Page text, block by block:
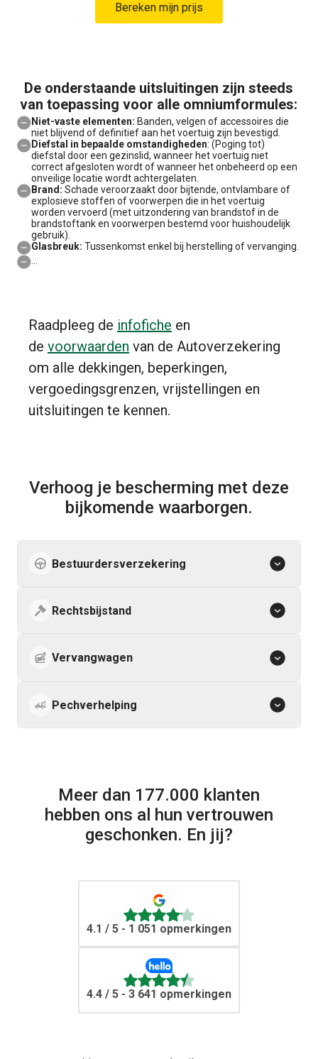
Bereken mijn prijs
De onderstaande uitsluitingen zijn steeds
van toepassing voor alle omniumformules:
Niet-vaste elementen: Banden, velgen of accessoires die
niet blijvend of definitief aan het voertuig zijn bevestigd.
Diefstal in bepaalde omstandigheden: (Poging tot)
diefstal door een gezinslid, wanneer het voertuig niet
correct afgesloten wordt of wanneer het onbeheerd op een
onveilige locatie wordt achtergelaten.
Brand: Schade veroorzaakt door bijtende, ontvlambare of
explosieve stoffen of voorwerpen die in het voertuig
worden vervoerd (met uitzondering van brandstof in de
brandstoftank en voorwerpen bestemd voor huishoudelijk
gebruik).
Glasbreuk: Tussenkomst enkel bij herstelling of vervanging.
...
Raadpleeg de infofiche en
de voorwaarden van de Autoverzekering
om alle dekkingen, beperkingen,
vergoedingsgrenzen, vrijstellingen en
uitsluitingen te kennen.
Verhoog je bescherming met deze
bijkomende waarborgen.
Bestuurdersverzekering
Rechtsbijstand
Vervangwagen
Pechverhelping
Meer dan 177.000 klanten
hebben ons al hun vertrouwen
geschonken. En jij?
4.1 / 5 - 1 051 opmerkingen
4.4 / 5 - 3 641 opmerkingen